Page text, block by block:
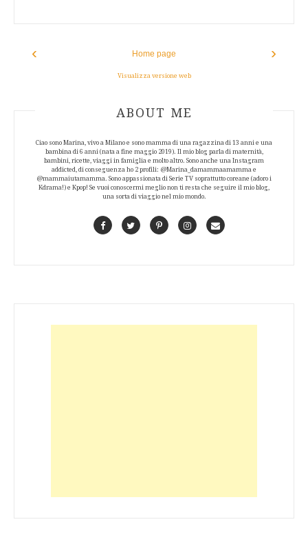
‹ ›
Home page
Visualizza versione web
ABOUT AUTHOR
ABOUT ME
Ciao sono Marina, vivo a Milano e sono mamma di una ragazzina di 13 anni e una
bambina di 6 anni (nata a fine maggio 2019). Il mio blog parla di maternità,
bambini, ricette, viaggi in famiglia e molto altro. Sono anche una Instagram
addicted, di conseguenza ho 2 profili: @Marina_damammaamamma e
@mammaiutamamma. Sono appassionata di Serie TV soprattutto coreane (adoro i
Kdrama!) e Kpop! Se vuoi conoscermi meglio non ti resta che seguire il mio blog,
una sorta di viaggio nel mio mondo.
FacebookTwitterPinterestInstagramContact